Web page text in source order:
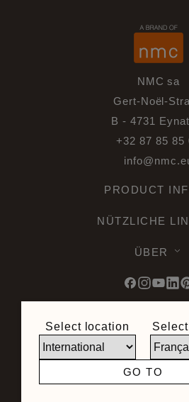
NMC sa
Gert-Noël-
B - 4731
+32 87 85 85
PRODUCT
NÜTZLICHE
ÜBER
© 2026 Noel &
vorbehalten -
Seite erstellt
Select location
GO TO